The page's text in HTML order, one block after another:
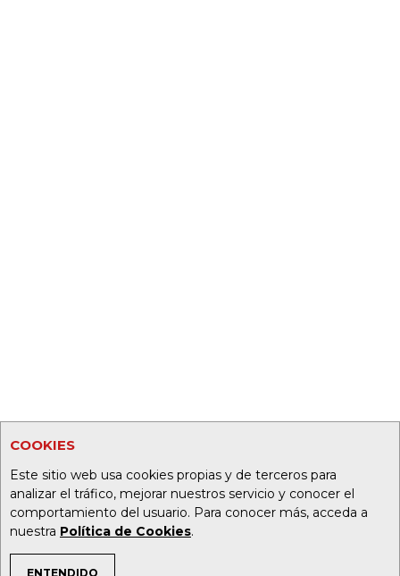
COOKIES
Este sitio web usa cookies propias y de terceros para
analizar el tráfico, mejorar nuestros servicio y conocer el
comportamiento del usuario. Para conocer más, acceda a
nuestra Política de Cookies.
ENTENDIDO